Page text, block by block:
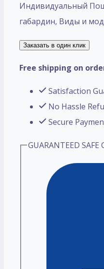
Индивидуальный
габардин, Виды и
Заказать в один клик
Free shipping on
Satisfaction
No Hassle
Secure
GUARANTEED SAFE